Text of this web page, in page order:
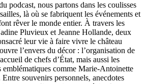
podcast, nous partons dans les coulisses
là où se fabriquent les événements et
rêver le monde entier. À travers les
Pluvieux et Jeanne Hollande, deux
leur vie à faire vivre le château
l’envers du décor : l’organisation de
de chefs d’État, mais aussi les
emblématiques comme Marie-Antoinette
souvenirs personnels, anecdotes